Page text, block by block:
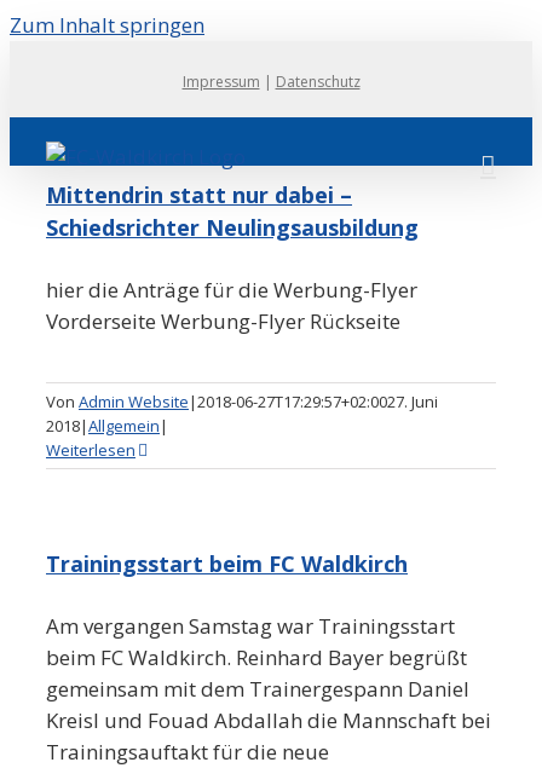
Zum Inhalt springen
Impressum | Datenschutz
Mittendrin statt nur dabei –
Schiedsrichter Neulingsausbildung
hier die Anträge für die Werbung-Flyer
Vorderseite Werbung-Flyer Rückseite
Von Admin Website|2018-06-27T17:29:57+02:0027. Juni
2018|Allgemein|
Weiterlesen
Trainingsstart beim FC Waldkirch
Am vergangen Samstag war Trainingsstart
beim FC Waldkirch. Reinhard Bayer begrüßt
gemeinsam mit dem Trainergespann Daniel
Kreisl und Fouad Abdallah die Mannschaft bei
Trainingsauftakt für die neue